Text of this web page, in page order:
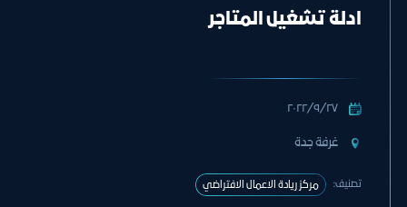
ادلة تشغيل المتاجر
٢٧‏/٩‏/٢٠٢٢
غرفة جدة
تصنيف: مركز ريادة الاعمال الافتراضي